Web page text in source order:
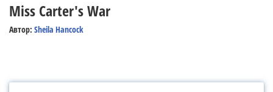
Miss Carter's War
Автор: Sheila Hancock